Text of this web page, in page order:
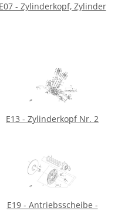
E07 - Zylinderkopf, Zylinder
E13 - Zylinderkopf Nr. 2
E19 - Antriebsscheibe -